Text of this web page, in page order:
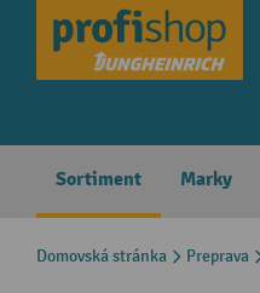
Skip to main navigation
Sortiment Marky
Domovská stránka Preprava